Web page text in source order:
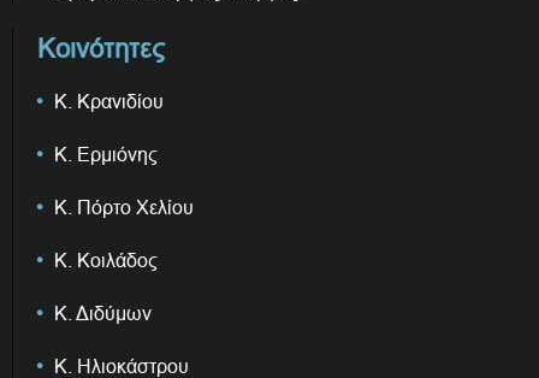
Κοινότητες
Κ. Κρανιδίου
Κ. Ερμιόνης
Κ. Πόρτο Χελίου
Κ. Κοιλάδος
Κ. Διδύμων
Κ. Ηλιοκάστρου